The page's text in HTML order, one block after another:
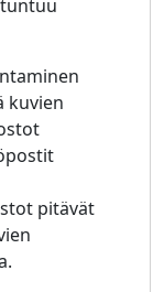
kuvien
pitävät